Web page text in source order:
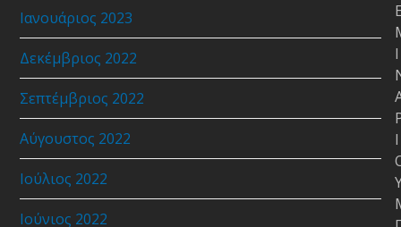
Ιανουάριος 2023
Δεκέμβριος 2022
Σεπτέμβριος 2022
Αύγουστος 2022
Ιούλιος 2022
Ιούνιος 2022
Ι
Ι